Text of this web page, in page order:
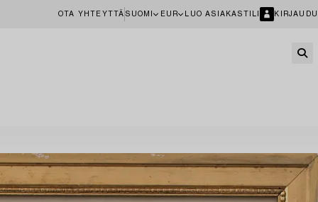
OTA YHTEYTTÄ SUOMI EUR LUO ASIAKASTILI KIRJAUDU